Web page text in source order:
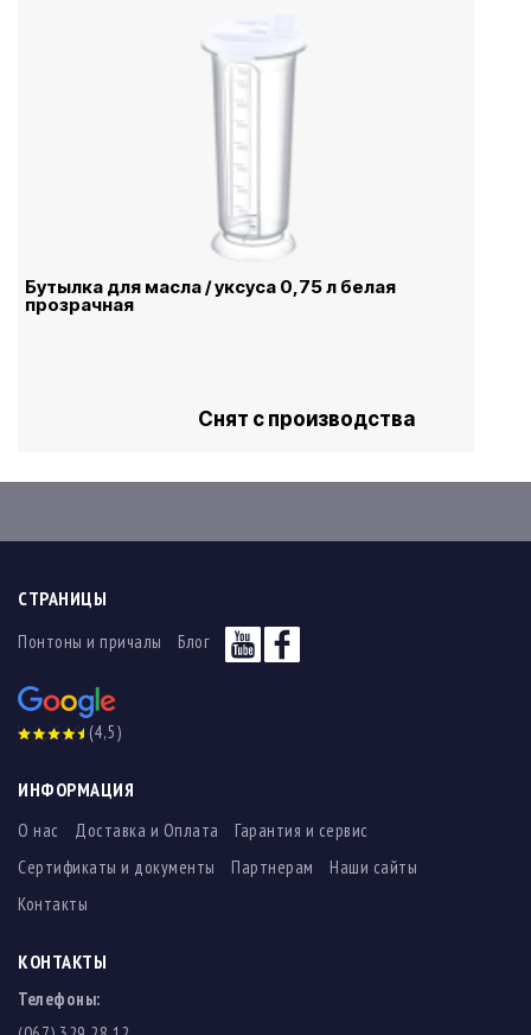
Бутылка для масла / уксуса 0,75 л белая
прозрачная
Снят с производства
СТРАНИЦЫ
Понтоны и причалы Блог
(4,5)
ИНФОРМАЦИЯ
О нас Доставка и Оплата
Гарантия и сервис
Сертификаты и документы
Партнерам
Наши сайты
Контакты
КОНТАКТЫ
Телефоны: